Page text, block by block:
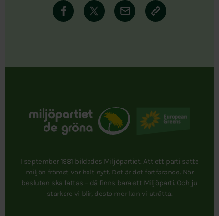
I september 1981 bildades Miljöpartiet. Att ett parti satte
miljön främst var helt nytt. Det är det fortfarande. När
besluten ska fattas – då finns bara ett Miljöparti. Och ju
starkare vi blir, desto mer kan vi uträtta.